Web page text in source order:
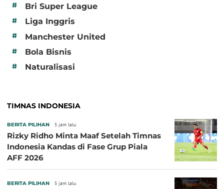
# Bri Super League
# Liga Inggris
# Manchester United
# Bola Bisnis
# Naturalisasi
TIMNAS INDONESIA
BERITA PILIHAN 5 jam lalu
Rizky Ridho Minta Maaf Setelah Timnas
Indonesia Kandas di Fase Grup Piala
AFF 2026
BERITA PILIHAN 5 jam lalu